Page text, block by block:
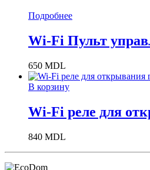
Подробнее
Wi-Fi Пульт
650 MDL
В корзину
Wi-Fi реле для
840 MDL